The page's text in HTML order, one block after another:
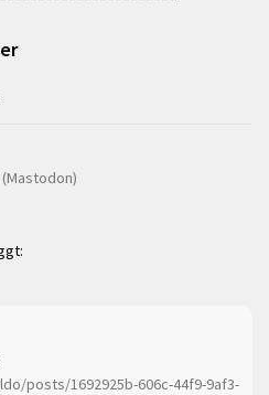
(Mastodon)
posts/1692925b-606c-44f9-9af3-